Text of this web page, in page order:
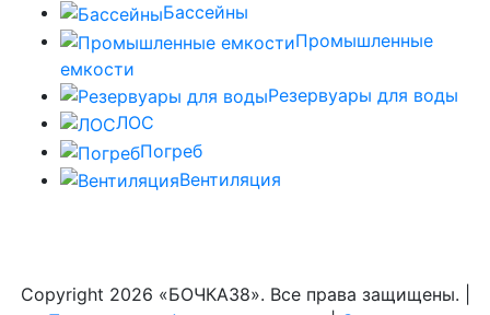
Бассейны
Промышленные
емкости
Резервуары для воды
ЛОС
Погреб
Вентиляция
Copyright 2026 «БОЧКА38». Все права защищены. |